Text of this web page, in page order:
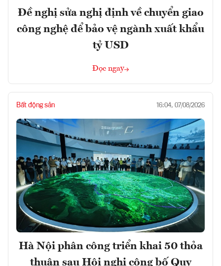
Đề nghị sửa nghị định về chuyển giao
công nghệ để bảo vệ ngành xuất khẩu
tỷ USD
Đọc ngay
Bất động sản 16:04, 07/08/2026
Hà Nội phân công triển khai 50 thỏa
thuận sau Hội nghị công bố Quy